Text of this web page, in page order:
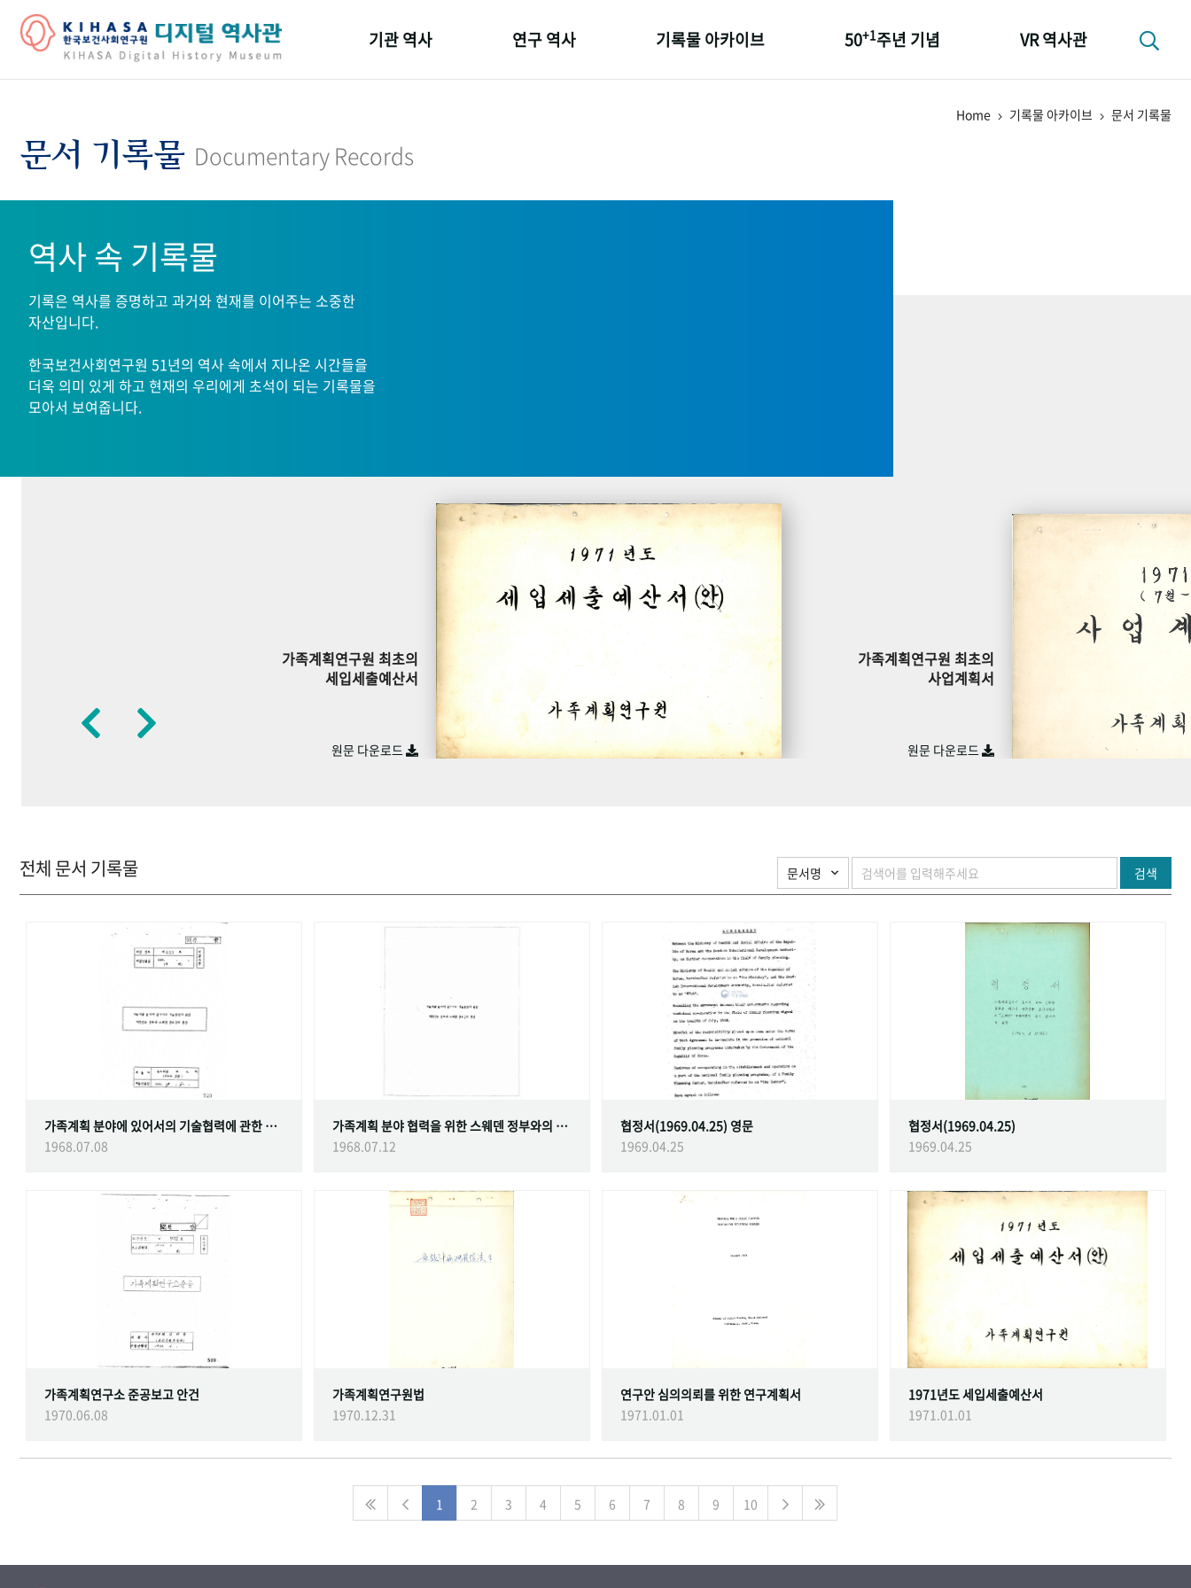
기관 역사
기관 변천사
연구 역사 기록물 아카이브 50+1주년 기념 VR 역사관
Home 기록물 아카이브 문서 기록물
문서 기록물 Documentary Records
역사 속 기록물
기록은 역사를 증명하고 과거와 현재를 이어주는 소중한
자산입니다.
한국보건사회연구원 51년의 역사 속에서 지나온 시간들을
더욱 의미 있게 하고 현재의 우리에게 초석이 되는 기록물을
모아서 보여줍니다.
가족계획연구원 최초의
세입세출예산서
원문 다운로드
가족계획연구원 최초의
사업계획서
원문 다운로드
전체 문서 기록물 검색
가족계획 분야에 있어서의 기술협력에 관한 대한민국정부와 스웨덴 정부간의 협정
1968.07.08
가족계획 분야 협력을 위한 스웨덴 정부와의 협정
1968.07.12
협정서(1969.04.25) 영문
1969.04.25
협정서(1969.04.25)
1969.04.25
가족계획연구소 준공보고 안건
1970.06.08
가족계획연구원법
1970.12.31
연구안 심의의뢰를 위한 연구계획서
1971.01.01
1971년도 세입세출예산서
1971.01.01
1 2 3 4 5 6 7 8 9 10